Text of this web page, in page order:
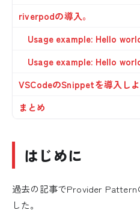
riverpodの導入。
Usage example: Hello
Usage example: Hello
VSCodeのSnippetを導入しよ
まとめ
はじめに
過去の記事でProvider Pattern
した。